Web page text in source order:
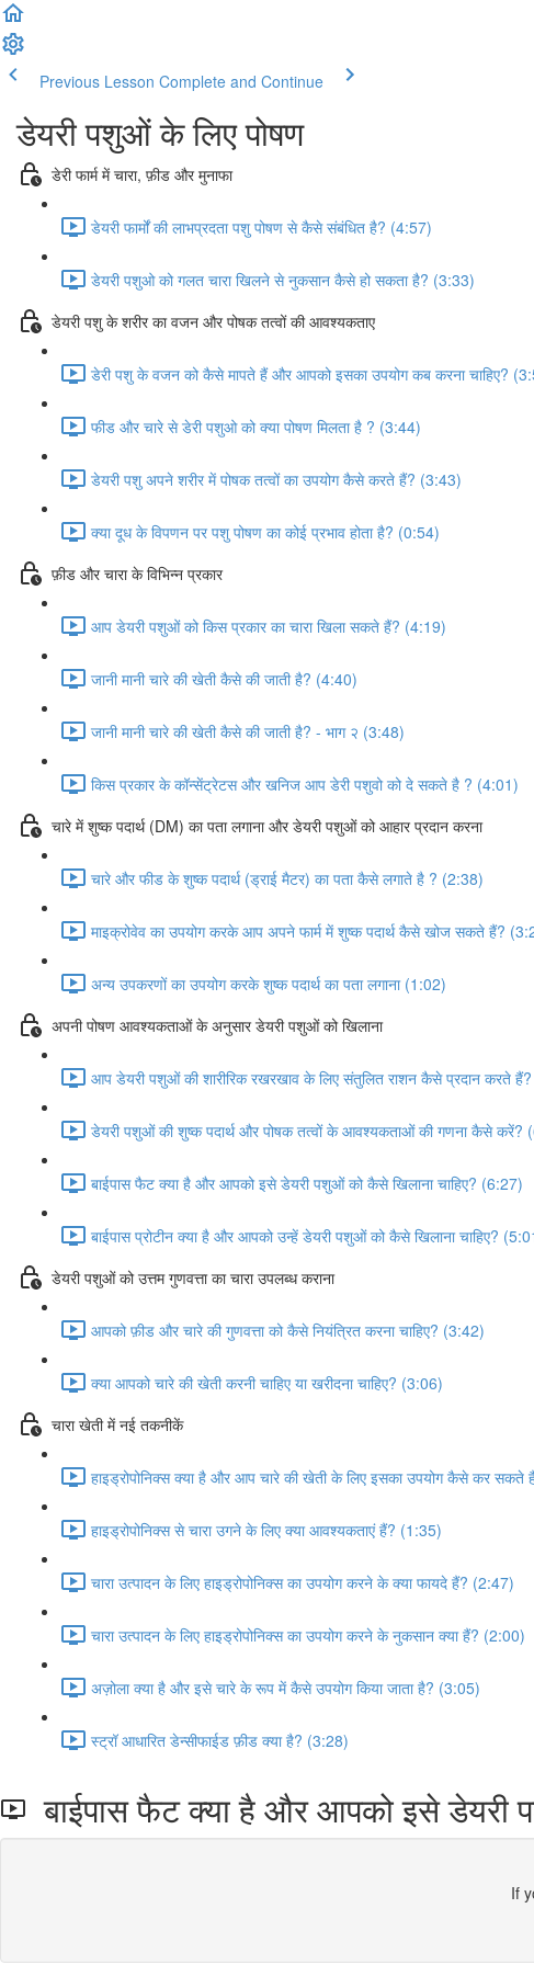
Previous Lesson Complete and Continue
डेयरी पशुओं के लिए पोषण
डेरी फार्म में चारा, फ़ीड और मुनाफा
डेयरी फार्मों की लाभप्रदता पशु पोषण से कैसे संबंधित है? (4:57)
डेयरी पशुओ को गलत चारा खिलने से नुकसान कैसे हो सकता है? (3:33)
डेयरी पशु के शरीर का वजन और पोषक तत्वों की आवश्यकताए
डेरी पशु के वजन को कैसे मापते हैं और आपको इसका उपयोग कब करना चाहिए?
फीड और चारे से डेरी पशुओ को क्या पोषण मिलता है ? (3:44)
डेयरी पशु अपने शरीर में पोषक तत्वों का उपयोग कैसे करते हैं? (3:43)
क्या दूध के विपणन पर पशु पोषण का कोई प्रभाव होता है? (0:54)
फ़ीड और चारा के विभिन्न प्रकार
आप डेयरी पशुओं को किस प्रकार का चारा खिला सकते हैं? (4:19)
जानी मानी चारे की खेती कैसे की जाती है? (4:40)
जानी मानी चारे की खेती कैसे की जाती है? - भाग २ (3:48)
किस प्रकार के कॉन्सेंट्रेटस और खनिज आप डेरी पशुवो को दे सकते है ? (4:01)
चारे में शुष्क पदार्थ (DM) का पता लगाना और डेयरी पशुओं को आहार प्रदान करना
चारे और फीड के शुष्क पदार्थ (ड्राई मैटर) का पता कैसे लगाते है ? (2:38)
माइक्रोवेव का उपयोग करके आप अपने फार्म में शुष्क पदार्थ कैसे खोज सकते हैं?
अन्य उपकरणों का उपयोग करके शुष्क पदार्थ का पता लगाना (1:02)
अपनी पोषण आवश्यकताओं के अनुसार डेयरी पशुओं को खिलाना
आप डेयरी पशुओं की शारीरिक रखरखाव के लिए संतुलित राशन कैसे प्रदान करते
डेयरी पशुओं की शुष्क पदार्थ और पोषक तत्वों के आवश्यकताओं की गणना कैसे करें?
बाईपास फैट क्या है और आपको इसे डेयरी पशुओं को कैसे खिलाना चाहिए? (6:27)
बाईपास प्रोटीन क्या है और आपको उन्हें डेयरी पशुओं को कैसे खिलाना चाहिए?
डेयरी पशुओं को उत्तम गुणवत्ता का चारा उपलब्ध कराना
आपको फ़ीड और चारे की गुणवत्ता को कैसे नियंत्रित करना चाहिए? (3:42)
क्या आपको चारे की खेती करनी चाहिए या खरीदना चाहिए? (3:06)
चारा खेती में नई तकनीकें
हाइड्रोपोनिक्स क्या है और आप चारे की खेती के लिए इसका उपयोग कैसे कर सकते
हाइड्रोपोनिक्स से चारा उगने के लिए क्या आवश्यकताएं हैं? (1:35)
चारा उत्पादन के लिए हाइड्रोपोनिक्स का उपयोग करने के क्या फायदे हैं? (2:47)
चारा उत्पादन के लिए हाइड्रोपोनिक्स का उपयोग करने के नुकसान क्या हैं? (2:00)
अज़ोला क्या है और इसे चारे के रूप में कैसे उपयोग किया जाता है? (3:05)
स्ट्रॉ आधारित डेन्सीफाईड फ़ीड क्या है? (3:28)
बाईपास फैट क्या है और आपको इसे डेयरी
If